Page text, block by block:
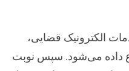
الکترونیک قضایی،
داده می‌شود. سپس نوبت